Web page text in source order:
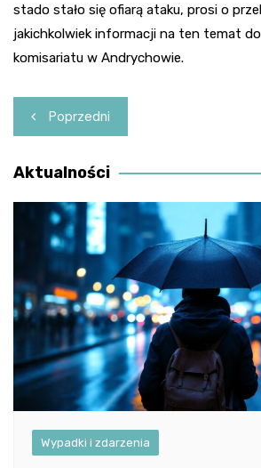
stado stało się ofiarą ataku, prosi o
jakichkolwiek informacji na ten temat
komisariatu w Andrychowie.
Nawigacja
wpisu
Poprzedni
Aktualności
Wypadki i zdarzenia